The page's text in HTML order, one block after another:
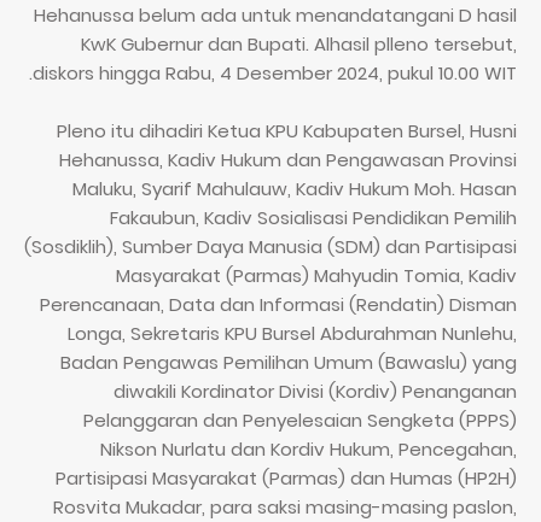
Hehanussa belum ada untuk menandatangani D hasil
KwK Gubernur dan Bupati. Alhasil plleno tersebut,
diskors hingga Rabu, 4 Desember 2024, pukul 10.00 WIT.
Pleno itu dihadiri Ketua KPU Kabupaten Bursel, Husni
Hehanussa, Kadiv Hukum dan Pengawasan Provinsi
Maluku, Syarif Mahulauw, Kadiv Hukum Moh. Hasan
Fakaubun, Kadiv Sosialisasi Pendidikan Pemilih
(Sosdiklih), Sumber Daya Manusia (SDM) dan Partisipasi
Masyarakat (Parmas) Mahyudin Tomia, Kadiv
Perencanaan, Data dan Informasi (Rendatin) Disman
Longa, Sekretaris KPU Bursel Abdurahman Nunlehu,
Badan Pengawas Pemilihan Umum (Bawaslu) yang
diwakili Kordinator Divisi (Kordiv) Penanganan
Pelanggaran dan Penyelesaian Sengketa (PPPS)
Nikson Nurlatu dan Kordiv Hukum, Pencegahan,
Partisipasi Masyarakat (Parmas) dan Humas (HP2H)
Rosvita Mukadar, para saksi masing-masing paslon,